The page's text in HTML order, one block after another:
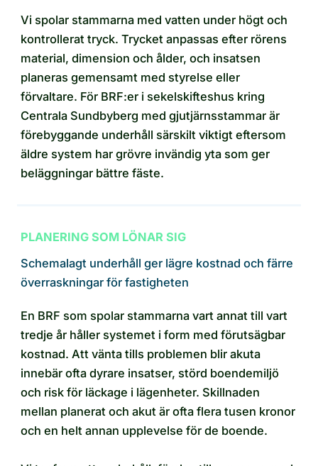
Vi spolar stammarna med vatten under högt och
kontrollerat tryck. Trycket anpassas efter rörens
material, dimension och ålder, och insatsen
planeras gemensamt med styrelse eller
förvaltare. För BRF:er i sekelskifteshus kring
Centrala Sundbyberg med gjutjärnsstammar är
förebyggande underhåll särskilt viktigt eftersom
äldre system har grövre invändig yta som ger
beläggningar bättre fäste.
PLANERING SOM LÖNAR SIG
Schemalagt underhåll ger lägre kostnad och färre
överraskningar för fastigheten
En BRF som spolar stammarna vart annat till vart
tredje år håller systemet i form med förutsägbar
kostnad. Att vänta tills problemen blir akuta
innebär ofta dyrare insatser, störd boendemiljö
och risk för läckage i lägenheter. Skillnaden
mellan planerat och akut är ofta flera tusen kronor
och en helt annan upplevelse för de boende.